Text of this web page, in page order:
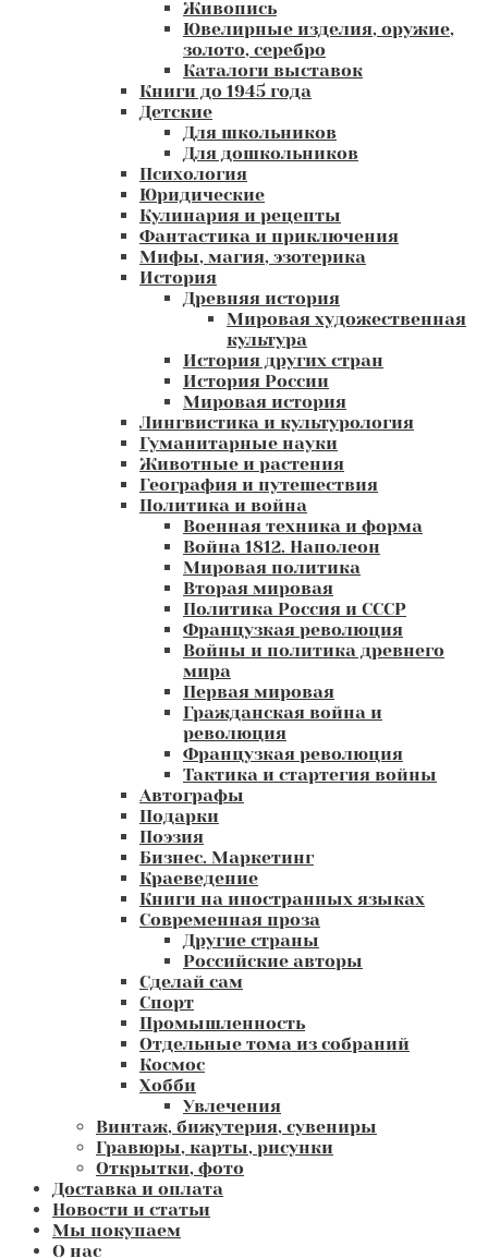
Живопись
Ювелирные изделия, оружие,
золото, серебро
Каталоги выставок
Книги до 1945 года
Детские
Для школьников
Для дошкольников
Психология
Юридические
Кулинария и рецепты
Фантастика и приключения
Мифы, магия, эзотерика
История
Древняя история
Мировая художественная
культура
История других стран
История России
Мировая история
Лингвистика и культурология
Гуманитарные науки
Животные и растения
География и путешествия
Политика и война
Военная техника и форма
Война 1812. Наполеон
Мировая политика
Вторая мировая
Политика Россия и СССР
Французкая революция
Войны и политика древнего
мира
Первая мировая
Гражданская война и
революция
Французкая революция
Тактика и стартегия войны
Автографы
Подарки
Поэзия
Бизнес. Маркетинг
Краеведение
Книги на иностранных языках
Современная проза
Другие страны
Российские авторы
Сделай сам
Спорт
Промышленность
Отдельные тома из собраний
Космос
Хобби
Увлечения
Винтаж, бижутерия, сувениры
Гравюры, карты, рисунки
Открытки, фото
Доставка и оплата
Новости и статьи
Мы покупаем
О нас